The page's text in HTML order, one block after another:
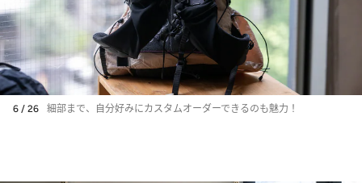
6 / 26 細部まで、自分好みにカスタムオーダーできるのも魅力！